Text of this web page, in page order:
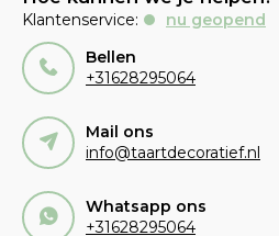
Klantenservice:
nu geopend
Bellen
+31628295064
Mail ons
info@taartdecoratief.nl
Whatsapp ons
+31628295064